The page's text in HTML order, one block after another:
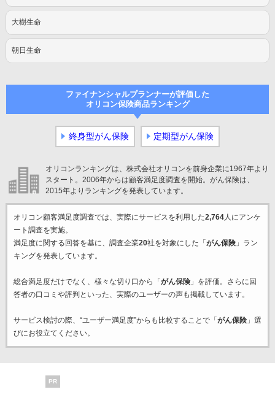
大樹生命
朝日生命
ファイナンシャルプランナーが評価した
オリコン保険商品ランキング
終身型がん保険 定期型がん保険
オリコンランキングは、株式会社オリコンを前身企業に1967年より
スタート。2006年からは顧客満足度調査を開始。がん保険は、
2015年よりランキングを発表しています。
オリコン顧客満足度調査では、実際にサービスを利用した2,764人にアンケ
ート調査を実施。
満足度に関する回答を基に、調査企業20社を対象にした「 がん保険」ラン
キングを発表しています。
総合満足度だけでなく、様々な切り口から「 がん保険」を評価。さらに回
答者の口コミや評判といった、実際のユーザーの声も掲載しています。
サービス検討の際、“ユーザー満足度”からも比較することで「 がん保険」選
びにお役立てください。
PR